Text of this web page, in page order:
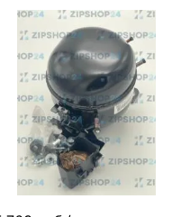
В корзину
1 шт
Вид запчасти—
Компрессор
Артикул—
СКО160H502R134